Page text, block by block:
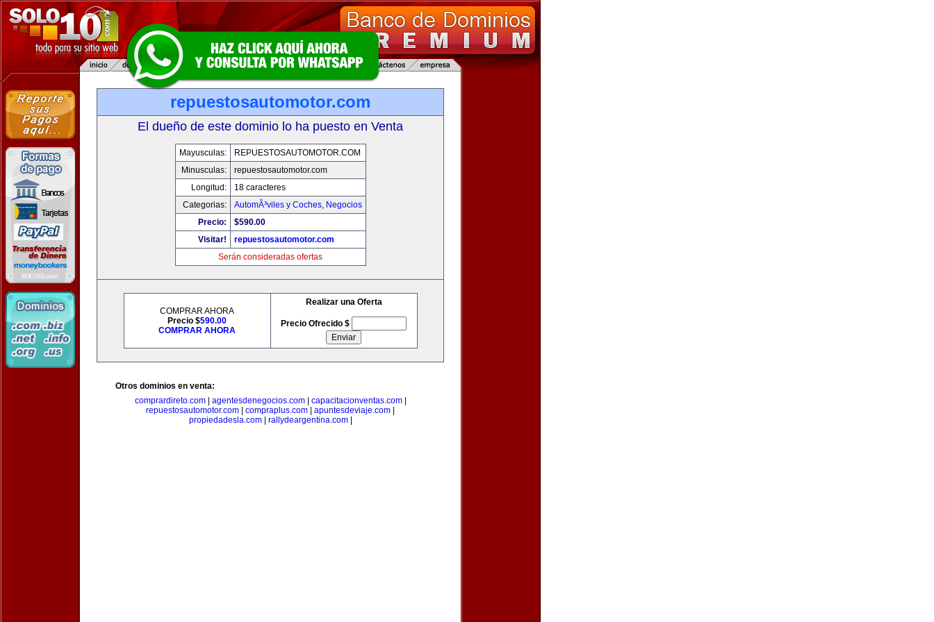
repuestosautomotor.com
El dueño de este dominio lo ha puesto en Venta
Mayusculas:
REPUESTOSAUTOMOTOR.COM
Minusculas:
repuestosautomotor.com
Longitud:
18 caracteres
Categorias:
AutomÃ³viles y Coches, Negocios
Precio:
$590.00
Visitar!
repuestosautomotor.com
Serán consideradas ofertas
COMPRAR AHORA
Precio $590.00
COMPRAR AHORA
Realizar una Oferta
Precio Ofrecido $
Otros dominios en venta:
comprardireto.com| agentesdenegocios.com| capacitacionventas.com|
repuestosautomotor.com
compraplus.com apuntesdeviaje.com
propiedadesla.com| rallydeargentina.com|